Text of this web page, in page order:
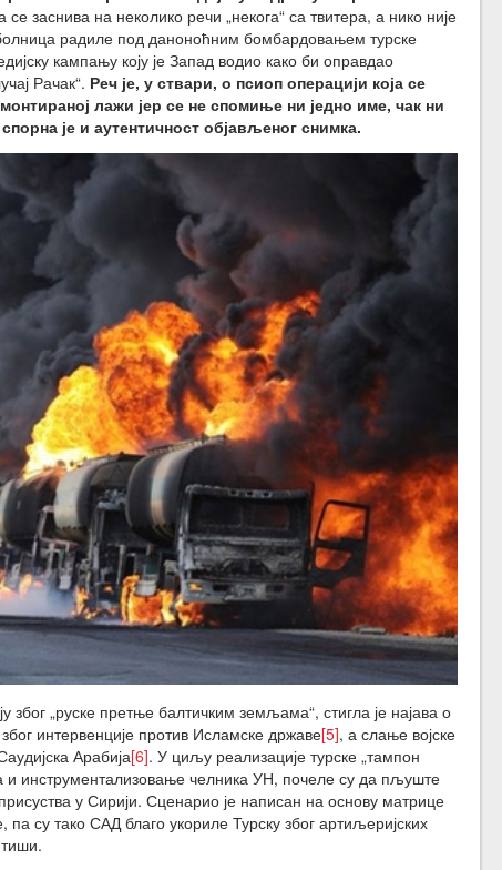
заснива на неколико речи „некога“ са твитера, а нико није
радиле под даноноћним бомбардовањем турске
кампању коју је Запад водио како би оправдао
Рачак“. Реч је, у ствари, о псиоп операцији која се
лажи јер се не спомиње ни једно име, чак ни
је и аутентичност објављеног снимка.
због „руске претње балтичким земљама“, стигла је најава о
интервенције против Исламске државе[5], а слање војске
Арабија[6]. У циљу реализације турске „тампон
инструментализовање челника УН, почеле су да пљуште
у Сирији. Сценарио је написан на основу матрице
су тако САД благо укориле Турску због артиљеријских